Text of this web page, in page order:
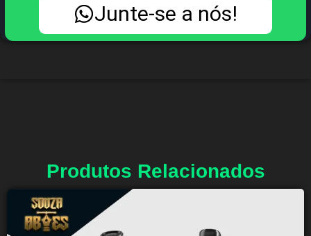
Junte-se a nós!
Produtos Relacionados